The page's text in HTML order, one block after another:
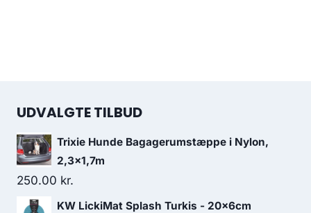
UDVALGTE TILBUD
Trixie Hunde Bagagerumstæppe i Nylon,
2,3x1,7m
250.00 kr.
KW LickiMat Splash Turkis - 20x6cm